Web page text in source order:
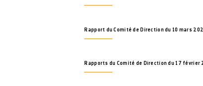
Rapport du Comité de Direction du 10 mars
Rapports du Comité de Direction du 17 février